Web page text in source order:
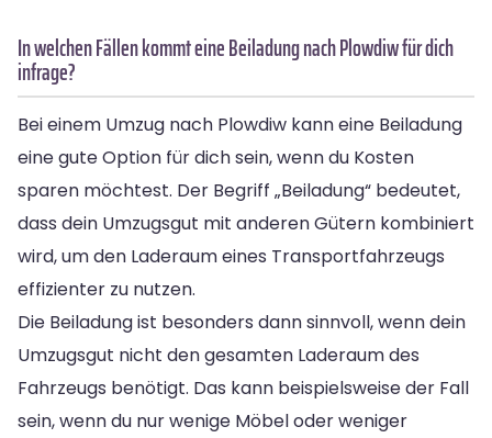
In welchen Fällen kommt eine Beiladung nach Plowdiw für dich
infrage?
Bei einem Umzug nach Plowdiw kann eine Beiladung
eine gute Option für dich sein, wenn du Kosten
sparen möchtest. Der Begriff „Beiladung“ bedeutet,
dass dein Umzugsgut mit anderen Gütern kombiniert
wird, um den Laderaum eines Transportfahrzeugs
effizienter zu nutzen.
Die Beiladung ist besonders dann sinnvoll, wenn dein
Umzugsgut nicht den gesamten Laderaum des
Fahrzeugs benötigt. Das kann beispielsweise der Fall
sein, wenn du nur wenige Möbel oder weniger